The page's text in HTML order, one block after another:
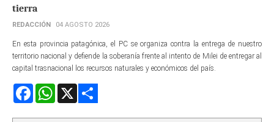
tierra
REDACCIÓN 04 AGOSTO 2026
En esta provincia patagónica, el PC se organiza contra la entrega de nuestro
territorio nacional y defiende la soberanía frente al intento de Milei de entregar al
capital trasnacional los recursos naturales y económicos del país.
FacebookWhatsApp